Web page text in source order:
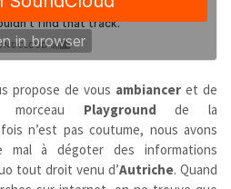
propose de vous ambiancer et de
Playground de la
n’est pas coutume, nous avons
mal à dégoter des informations
tout droit venu d’Autriche. Quand